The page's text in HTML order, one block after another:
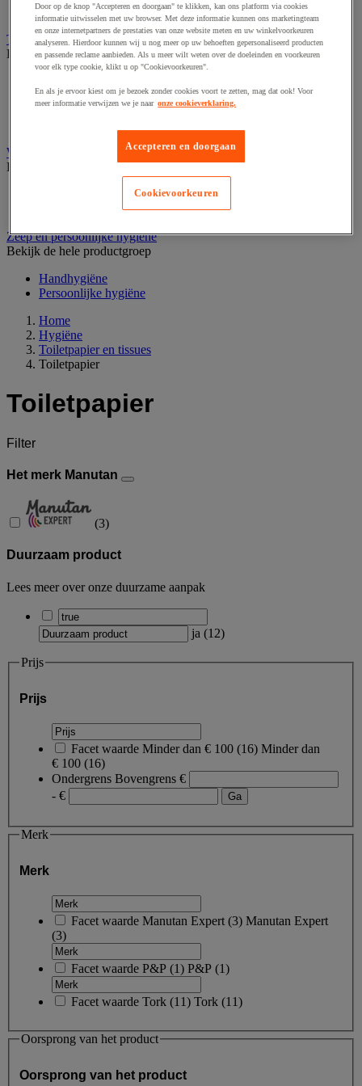
Schoonmaakkar
Toiletpapier en tissues
Bekijk de hele productgroep
Jumbo toiletpapier
Toiletpapier
Wasgoedwagen en linnenkast
Bekijk de hele productgroep
Waszak en accessoires
Zeep en persoonlijke hygiëne
Bekijk de hele productgroep
Handhygiëne
Persoonlijke hygiëne
Home
Hygiëne
Toiletpapier en tissues
Toiletpapier
Toiletpapier
Filter
Het merk Manutan
(3)
Duurzaam product
Lees meer over onze duurzame aanpak
ja (12)
Prijs
Prijs
Facet waarde Minder dan € 100 (16) Minder dan
€ 100 (16)
Ondergrens Bovengrens €
- €
Merk
Merk
Facet waarde Manutan Expert (3) Manutan Expert
(3)
Facet waarde P&P (1) P&P (1)
Facet waarde Tork (11) Tork (11)
Oorsprong van het product
Oorsprong van het product
Door op de knop "Accepteren en doorgaan" te klikken, kan ons platform via cookies
informatie uitwisselen met uw browser. Met deze informatie kunnen ons marketingteam
en onze internetpartners de prestaties van onze website meten en uw winkelvoorkeuren
analyseren. Hierdoor kunnen wij u nog meer op uw behoeften gepersonaliseerd producten
en passende reclame aanbieden. Als u meer wilt weten over de doeleinden en voorkeuren
voor elk type cookie, klikt u op "Cookievoorkeuren".
En als je ervoor kiest om je bezoek zonder cookies voort te zetten, mag dat ook! Voor
meer informatie verwijzen we je naar onze cookieverklaring.
Accepteren en doorgaan
Cookievoorkeuren